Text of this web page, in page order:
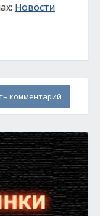
Новости
комментарий